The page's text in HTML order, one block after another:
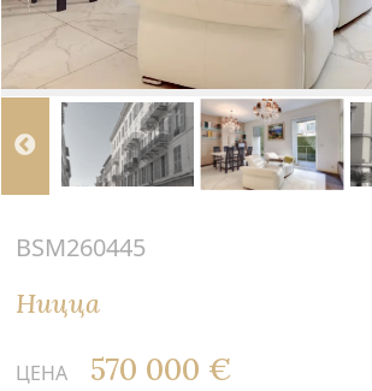
BSM260445
Ницца
ЦЕНА 570 000 €